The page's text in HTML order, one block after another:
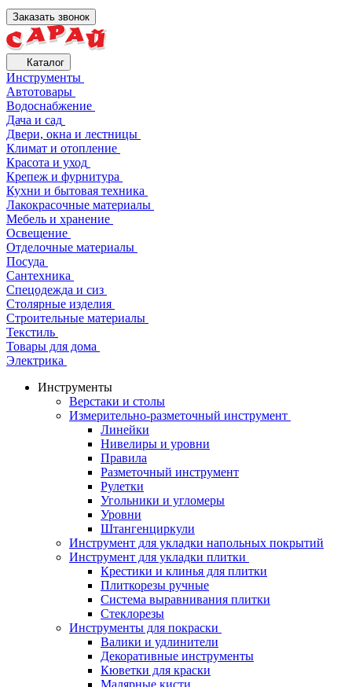
Заказать звонок
Каталог
Инструменты
Автотовары
Водоснабжение
Дача и сад
Двери, окна и лестницы
Климат и отопление
Красота и уход
Крепеж и фурнитура
Кухни и бытовая техника
Лакокрасочные материалы
Мебель и хранение
Освещение
Отделочные материалы
Посуда
Сантехника
Спецодежда и сиз
Столярные изделия
Строительные материалы
Текстиль
Товары для дома
Электрика
Инструменты
Верстаки и столы
Измерительно-разметочный инструмент
Линейки
Нивелиры и уровни
Правила
Разметочный инструмент
Рулетки
Угольники и угломеры
Уровни
Штангенциркули
Инструмент для укладки напольных покрытий
Инструмент для укладки плитки
Крестики и клинья для плитки
Плиткорезы ручные
Система выравнивания плитки
Стеклорезы
Инструменты для покраски
Валики и удлинители
Декоративные инструменты
Кюветки для краски
Малярные кисти